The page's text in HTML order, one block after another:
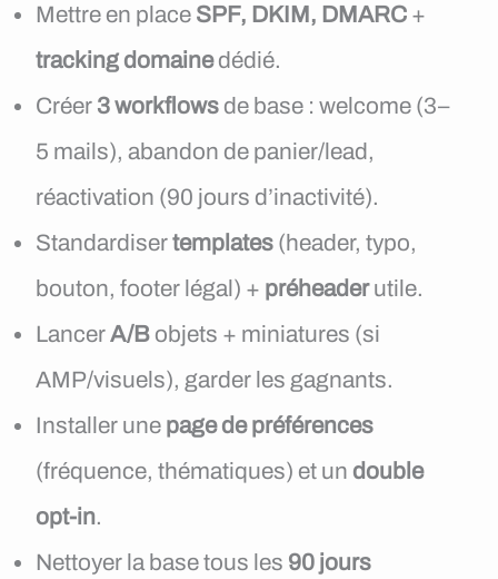
Mettre en place SPF, DKIM, DMARC +
tracking domainedédié.
Créer 3 workflows de base : welcome (3–
5 mails), abandon de panier/lead,
réactivation (90 jours d’inactivité).
Standardisertemplates (header, typo,
bouton, footer légal) + préheaderutile.
LancerA/B objets + miniatures (si
AMP/visuels), garder les gagnants.
Installer une page de préférences
(fréquence, thématiques) et un double
opt-in.
Nettoyer la base tous les 90 jours